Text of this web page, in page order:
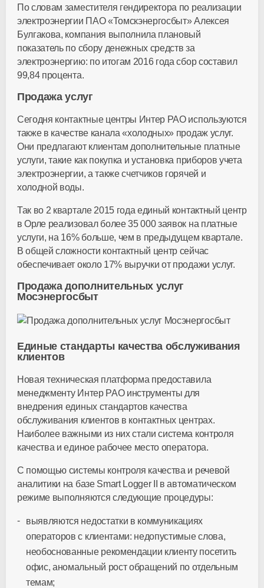
По словам заместителя гендиректора по реализации
электроэнергии ПАО «Томскэнергосбыт» Алексея
Булгакова, компания выполнила плановый
показатель по сбору денежных средств за
электроэнергию: по итогам 2016 года сбор составил
99,84 процента.
Продажа услуг
Сегодня контактные центры Интер РАО используются
также в качестве канала «холодных» продаж услуг.
Они предлагают клиентам дополнительные платные
услуги, такие как покупка и установка приборов учета
электроэнергии, а также счетчиков горячей и
холодной воды.
Так во 2 квартале 2015 года единый контактный центр
в Орле реализовал более 35 000 заявок на платные
услуги, на 16% больше, чем в предыдущем квартале.
В общей сложности контактный центр сейчас
обеспечивает около 17% выручки от продажи услуг.
Продажа дополнительных услуг
Мосэнергосбыт
Единые стандарты качества обслуживания
клиентов
Новая техническая платформа предоставила
менеджменту Интер РАО инструменты для
внедрения единых стандартов качества
обслуживания клиентов в контактных центрах.
Наиболее важными из них стали система контроля
качества и единое рабочее место оператора.
С помощью системы контроля качества и речевой
аналитики на базе Smart Logger II в автоматическом
режиме выполняются следующие процедуры:
выявляются недостатки в коммуникациях
операторов с клиентами: недопустимые слова,
необоснованные рекомендации клиенту посетить
офис, аномальный рост обращений по отдельным
темам;